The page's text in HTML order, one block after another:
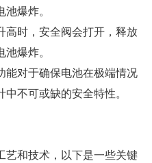
爆炸。
高时，安全阀会打开，释放
爆炸。
能对于确保电池在极端情况
不可或缺的安全特性。
艺和技术，以下是一些关键